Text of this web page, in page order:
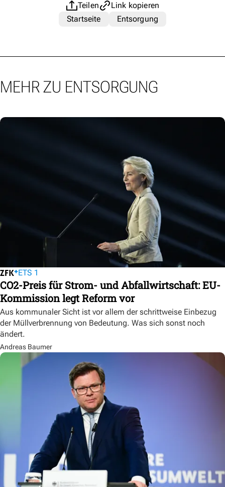
Teilen
Link kopieren
Startseite
Entsorgung
MEHR ZU ENTSORGUNG
ETS 1
CO2-Preis für Strom- und Abfallwirtschaft: EU-
Kommission legt Reform vor
Aus kommunaler Sicht ist vor allem der schrittweise Einbezug
der Müllverbrennung von Bedeutung. Was sich sonst noch
ändert.
Andreas Baumer